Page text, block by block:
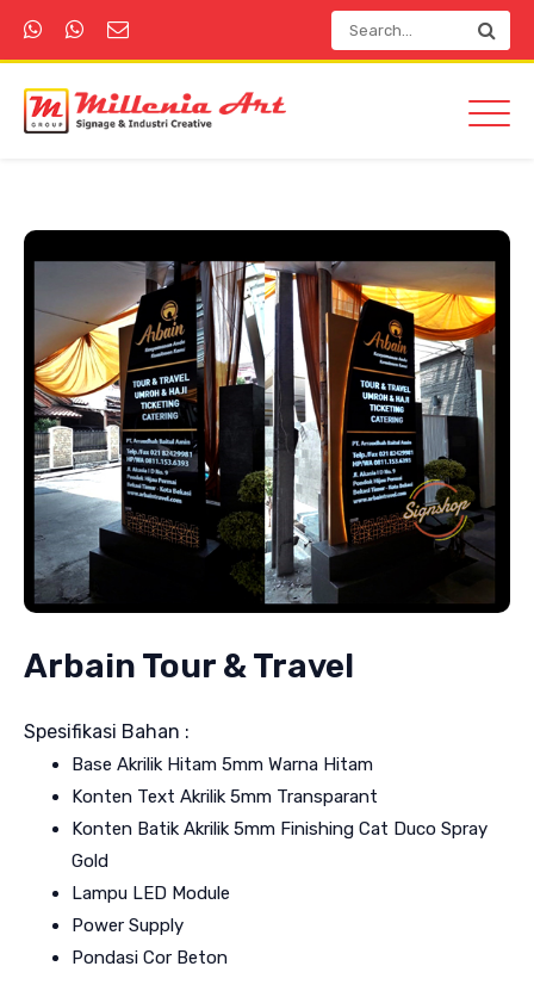
Arbain Tour & Travel
Spesifikasi Bahan :
Base Akrilik Hitam 5mm Warna Hitam
Konten Text Akrilik 5mm Transparant
Konten Batik Akrilik 5mm Finishing Cat Duco Spray
Gold
Lampu LED Module
Power Supply
Pondasi Cor Beton